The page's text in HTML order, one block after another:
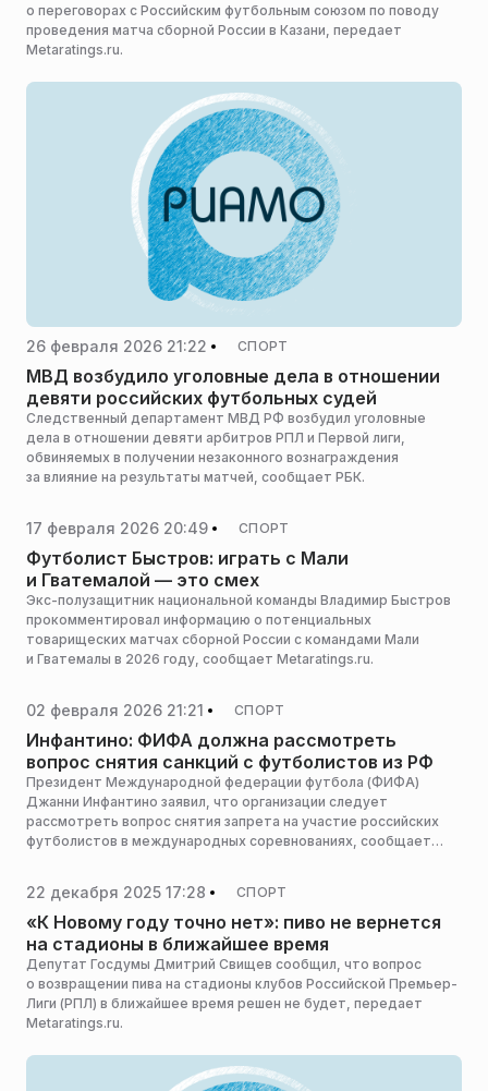
о переговорах с Российским футбольным союзом по поводу
проведения матча сборной России в Казани, передает
Metaratings.ru.
26 февраля 2026 21:22 СПОРТ
МВД возбудило уголовные дела в отношении
девяти российских футбольных судей
Следственный департамент МВД РФ возбудил уголовные
дела в отношении девяти арбитров РПЛ и Первой лиги,
обвиняемых в получении незаконного вознаграждения
за влияние на результаты матчей, сообщает РБК.
17 февраля 2026 20:49 СПОРТ
Футболист Быстров: играть с Мали
и Гватемалой — это смех
Экс-полузащитник национальной команды Владимир Быстров
прокомментировал информацию о потенциальных
товарищеских матчах сборной России с командами Мали
и Гватемалы в 2026 году, сообщает Metaratings.ru.
02 февраля 2026 21:21 СПОРТ
Инфантино: ФИФА должна рассмотреть
вопрос снятия санкций с футболистов из РФ
Президент Международной федерации футбола (ФИФА)
Джанни Инфантино заявил, что организации следует
рассмотреть вопрос снятия запрета на участие российских
футболистов в международных соревнованиях, сообщает
22 декабря 2025 17:28 СПОРТ
«К Новому году точно нет»: пиво не вернется
на стадионы в ближайшее время
Депутат Госдумы Дмитрий Свищев сообщил, что вопрос
о возвращении пива на стадионы клубов Российской Премьер-
Лиги (РПЛ) в ближайшее время решен не будет, передает
Metaratings.ru.